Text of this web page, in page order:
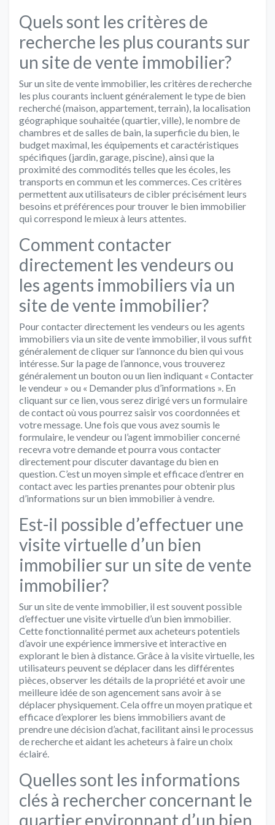
Quels sont les critères de
recherche les plus courants sur
un site de vente immobilier?
Sur un site de vente immobilier, les critères de recherche
les plus courants incluent généralement le type de bien
recherché (maison, appartement, terrain), la localisation
géographique souhaitée (quartier, ville), le nombre de
chambres et de salles de bain, la superficie du bien, le
budget maximal, les équipements et caractéristiques
spécifiques (jardin, garage, piscine), ainsi que la
proximité des commodités telles que les écoles, les
transports en commun et les commerces. Ces critères
permettent aux utilisateurs de cibler précisément leurs
besoins et préférences pour trouver le bien immobilier
qui correspond le mieux à leurs attentes.
Comment contacter
directement les vendeurs ou
les agents immobiliers via un
site de vente immobilier?
Pour contacter directement les vendeurs ou les agents
immobiliers via un site de vente immobilier, il vous suffit
généralement de cliquer sur l’annonce du bien qui vous
intéresse. Sur la page de l’annonce, vous trouverez
généralement un bouton ou un lien indiquant « Contacter
le vendeur » ou « Demander plus d’informations ». En
cliquant sur ce lien, vous serez dirigé vers un formulaire
de contact où vous pourrez saisir vos coordonnées et
votre message. Une fois que vous avez soumis le
formulaire, le vendeur ou l’agent immobilier concerné
recevra votre demande et pourra vous contacter
directement pour discuter davantage du bien en
question. C’est un moyen simple et efficace d’entrer en
contact avec les parties prenantes pour obtenir plus
d’informations sur un bien immobilier à vendre.
Est-il possible d’effectuer une
visite virtuelle d’un bien
immobilier sur un site de vente
immobilier?
Sur un site de vente immobilier, il est souvent possible
d’effectuer une visite virtuelle d’un bien immobilier.
Cette fonctionnalité permet aux acheteurs potentiels
d’avoir une expérience immersive et interactive en
explorant le bien à distance. Grâce à la visite virtuelle, les
utilisateurs peuvent se déplacer dans les différentes
pièces, observer les détails de la propriété et avoir une
meilleure idée de son agencement sans avoir à se
déplacer physiquement. Cela offre un moyen pratique et
efficace d’explorer les biens immobiliers avant de
prendre une décision d’achat, facilitant ainsi le processus
de recherche et aidant les acheteurs à faire un choix
éclairé.
Quelles sont les informations
clés à rechercher concernant le
quartier environnant d’un bien